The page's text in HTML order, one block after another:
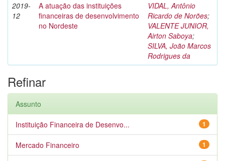
2019-
12
A atuação das instituições
financeiras de desenvolvimento
no Nordeste
VIDAL, Antônio
Ricardo de Norões;
VALENTE JUNIOR,
Airton Saboya;
SILVA, João Marcos
Rodrigues da
Refinar
Assunto
1
Instituição Financeira de Desenvo...
1
Mercado Financeiro